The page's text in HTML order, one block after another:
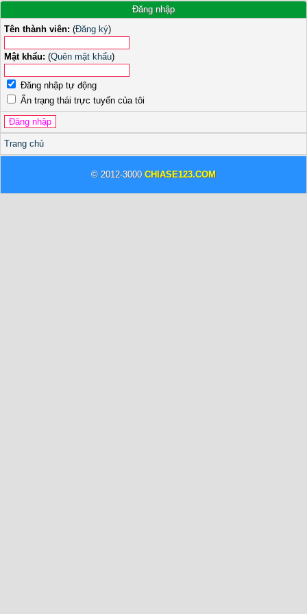
Đăng nhập
Tên thành viên: (Đăng ký)
Mật khẩu: (Quên mật khẩu)
Đăng nhập tự động
Ẩn trạng thái trực tuyến của tôi
Trang chủ
© 2012-3000 CHIASE123.COM